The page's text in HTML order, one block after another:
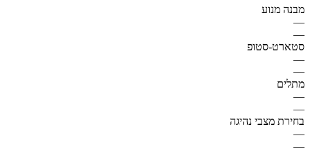
מבנה מנוע
—
—
סטארט-סטופ
—
—
מתלים
—
—
בחירת מצבי נהיגה
—
—